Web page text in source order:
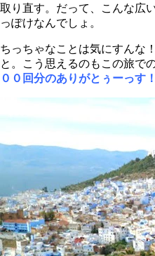
取り直す。だって、こんな広
っぽけなんでしょ。
ちっちゃなことは気にすんな
と。こう思えるのもこの旅で
００回分のありがとぅーっす！